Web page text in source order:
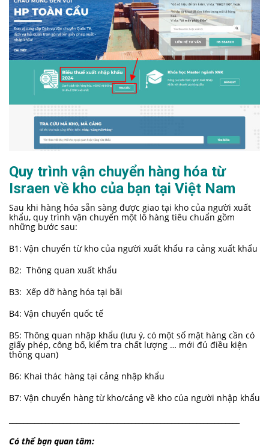
Quy trình vận chuyển hàng hóa từ
Israen về kho của bạn tại Việt Nam
Sau khi hàng hóa sẵn sàng được giao tại kho của người xuất
khẩu, quy trình vận chuyển một lô hàng tiêu chuẩn gồm
những bước sau:
B1: Vận chuyển từ kho của người xuất khẩu ra cảng xuất khẩu
B2: Thông quan xuất khẩu
B3: Xếp dỡ hàng hóa tại bãi
B4: Vận chuyển quốc tế
B5: Thông quan nhập khẩu (lưu ý, có một số mặt hàng cần có
giấy phép, công bố, kiểm tra chất lượng … mới đủ điều kiện
thông quan)
B6: Khai thác hàng tại cảng nhập khẩu
B7: Vận chuyển hàng từ kho/cảng về kho của người nhập khẩu
Có thể bạn quan tâm: